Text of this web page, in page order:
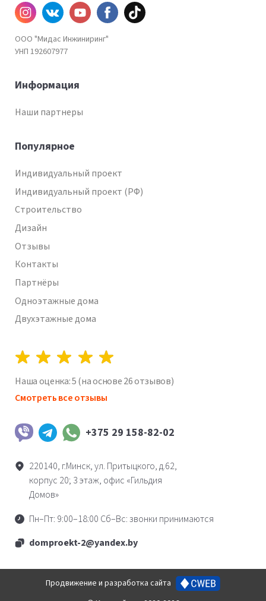
Инстаграм
ВКонтакте
YouTube
Facebook
TiKtok
ООО "Мидас Инжиниринг"
УНП 192607977
Информация
Наши партнеры
Популярное
Индивидуальный проект
Индивидуальный проект (РФ)
Строительство
Дизайн
Отзывы
Контакты
Партнёры
Одноэтажные дома
Двухэтажные дома
Наша оценка:5(на основе26отзывов)
Смотреть все отзывы
+375 29 158-82-02
220140, г.Минск, ул. Притыцкого, д.62,
корпус 20; 3 этаж, офис «Гильдия
Домов»
Пн–Пт: 9:00–18:00 Сб–Вс: звонки принимаются
domproekt-2@yandex.by
Продвижение и разработка сайта cweb.by